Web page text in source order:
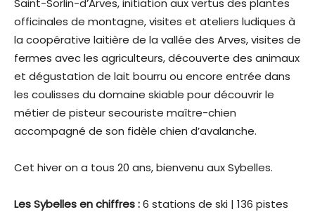
Saint-Sorlin-d’Arves, initiation aux vertus des plantes
officinales de montagne, visites et ateliers ludiques à
la coopérative laitière de la vallée des Arves, visites de
fermes avec les agriculteurs, découverte des animaux
et dégustation de lait bourru ou encore entrée dans
les coulisses du domaine skiable pour découvrir le
métier de pisteur secouriste maître-chien
accompagné de son fidèle chien d’avalanche.
Cet hiver on a tous 20 ans, bienvenu aux Sybelles.
Les Sybelles en chiffres :6 stations de ski | 136 pistes